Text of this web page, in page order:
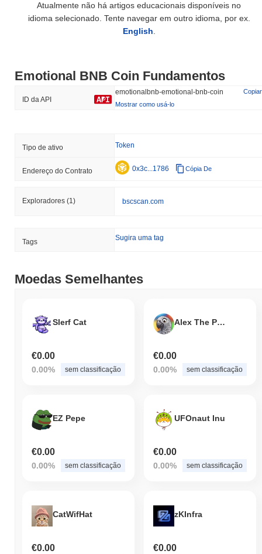
Atualmente não há artigos educacionais disponíveis no
idioma selecionado. Tente navegar em outro idioma, por ex.
English.
Emotional BNB Coin Fundamentos
ID da API
emotionalbnb-emotional-bnb-coin
Copiar
Mostrar como usá-lo
Tipo de ativo Token
Endereço do Contrato 0x3c...1786 Cópia De
Exploradores (1) bscscan.com
Tags Sugira uma tag
Moedas Semelhantes
Slerf Cat
€0.00
0.00% sem classificação
Alex The Parrot
€0.00
0.00% sem classificação
EZ Pepe
€0.00
0.00% sem classificação
UFOnaut Inu
€0.00
0.00% sem classificação
CatWifHat
€0.00
zKInfra
€0.00